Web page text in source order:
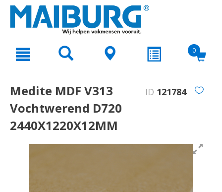
text.skipToNavigation
0
Medite MDF V313
Vochtwerend D720
2440X1220X12MM
ID 121784